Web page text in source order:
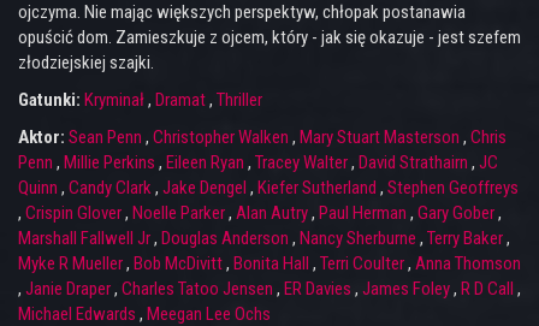
ojczyma. Nie mając większych perspektyw, chłopak postanawia
opuścić dom. Zamieszkuje z ojcem, który - jak się okazuje - jest szefem
złodziejskiej szajki.
Gatunki: Kryminał, Dramat, Thriller
Aktor: Sean Penn , Christopher Walken , Mary Stuart Masterson , Chris
Penn , Millie Perkins , Eileen Ryan , Tracey Walter, David Strathairn , JC
Quinn , Candy Clark, Jake Dengel , Kiefer Sutherland , Stephen Geoffreys
, Crispin Glover, Noelle Parker, Alan Autry, Paul Herman , Gary Gober,
Marshall Fallwell Jr, Douglas Anderson , Nancy Sherburne , Terry Baker,
Myke R Mueller, Bob McDivitt, Bonita Hall , Terri Coulter, Anna Thomson
, Janie Draper, Charles Tatoo Jensen , ER Davies , James Foley, R D Call ,
Michael Edwards , Meegan Lee Ochs